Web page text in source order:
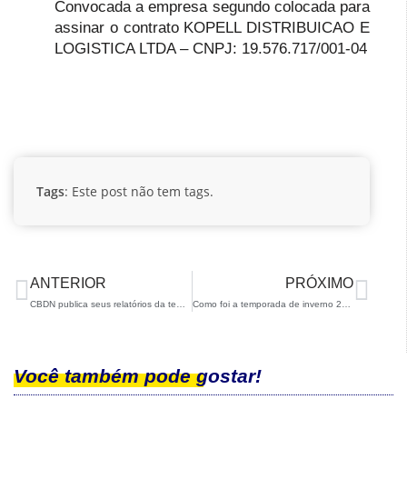
Convocada a empresa segundo colocada para
assinar o contrato KOPELL DISTRIBUICAO E
LOGISTICA LTDA – CNPJ: 19.576.717/001-04
Tags: Este post não tem tags.
ANTERIOR PRÓXIMO
Você também pode gostar!